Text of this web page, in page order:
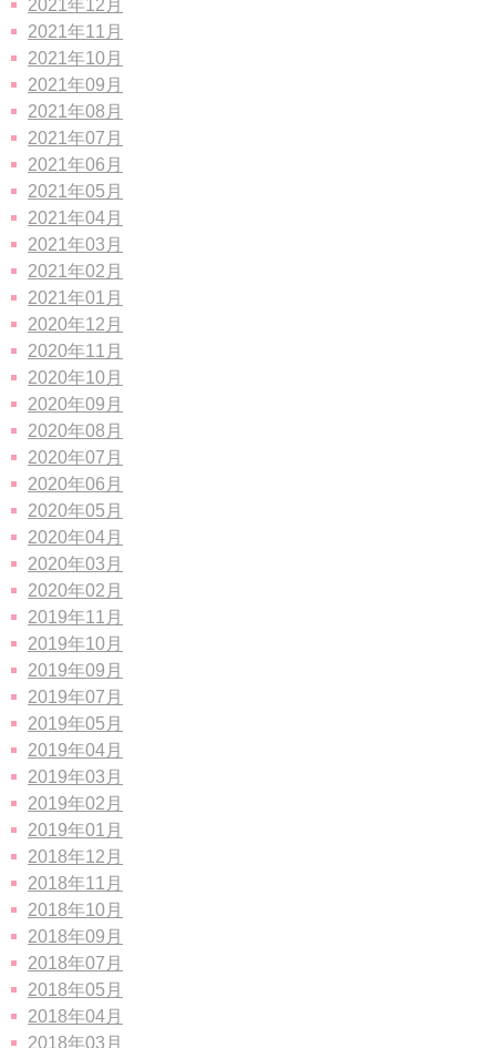
2021年12月
2021年11月
2021年10月
2021年09月
2021年08月
2021年07月
2021年06月
2021年05月
2021年04月
2021年03月
2021年02月
2021年01月
2020年12月
2020年11月
2020年10月
2020年09月
2020年08月
2020年07月
2020年06月
2020年05月
2020年04月
2020年03月
2020年02月
2019年11月
2019年10月
2019年09月
2019年07月
2019年05月
2019年04月
2019年03月
2019年02月
2019年01月
2018年12月
2018年11月
2018年10月
2018年09月
2018年07月
2018年05月
2018年04月
2018年03月